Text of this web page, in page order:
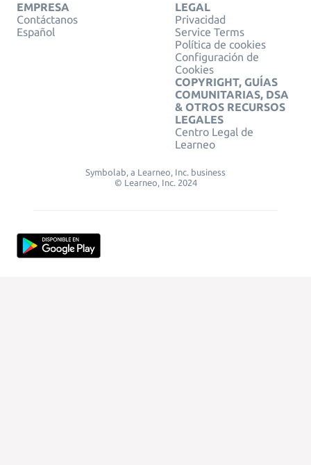
EMPRESA
Contáctanos
Español
LEGAL
Privacidad
Service Terms
Política de cookies
Configuración de
Cookies
COPYRIGHT, GUÍAS
COMUNITARIAS, DSA
& OTROS RECURSOS
LEGALES
Centro Legal de
Learneo
Symbolab, a Learneo, Inc. business
© Learneo, Inc. 2024